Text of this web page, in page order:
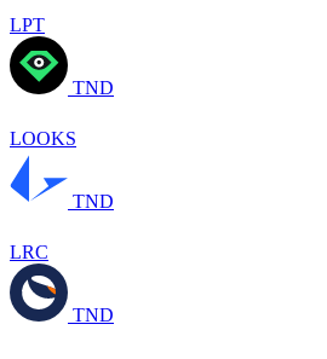
LPT
TND
LOOKS
TND
LRC
TND